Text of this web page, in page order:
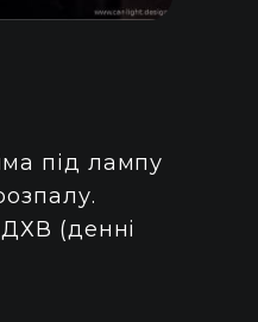
під лампу
(денні